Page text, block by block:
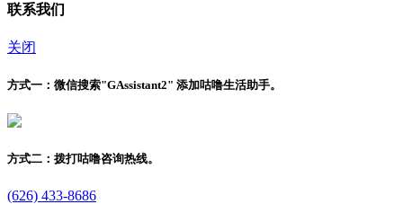
联系我们
关闭
方式一： 微信搜索"GAssistant2" 添加咕噜生活助手。
方式二： 拨打咕噜咨询热线。
(626) 433-8686